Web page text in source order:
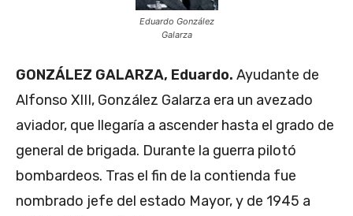
Eduardo González
Galarza
GONZÁLEZ GALARZA, Eduardo. Ayudante de
Alfonso XIII, González Galarza era un avezado
aviador, que llegaría a ascender hasta el grado de
general de brigada. Durante la guerra pilotó
bombardeos. Tras el fin de la contienda fue
nombrado jefe del estado Mayor, y de 1945 a